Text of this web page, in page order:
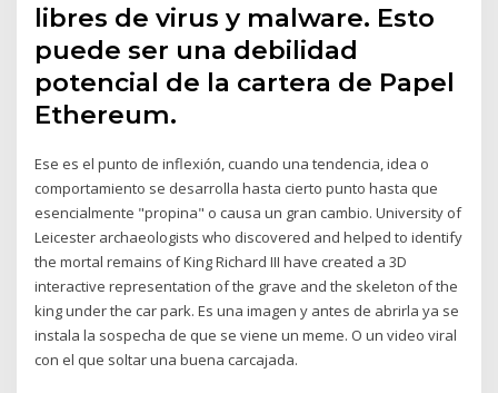
libres de virus y malware. Esto
puede ser una debilidad
potencial de la cartera de Papel
Ethereum.
Ese es el punto de inflexión, cuando una tendencia, idea o
comportamiento se desarrolla hasta cierto punto hasta que
esencialmente "propina" o causa un gran cambio. University of
Leicester archaeologists who discovered and helped to identify
the mortal remains of King Richard III have created a 3D
interactive representation of the grave and the skeleton of the
king under the car park. Es una imagen y antes de abrirla ya se
instala la sospecha de que se viene un meme. O un video viral
con el que soltar una buena carcajada.